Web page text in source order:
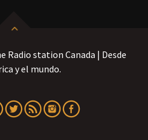
Radio station Canada | Desde
y el mundo.